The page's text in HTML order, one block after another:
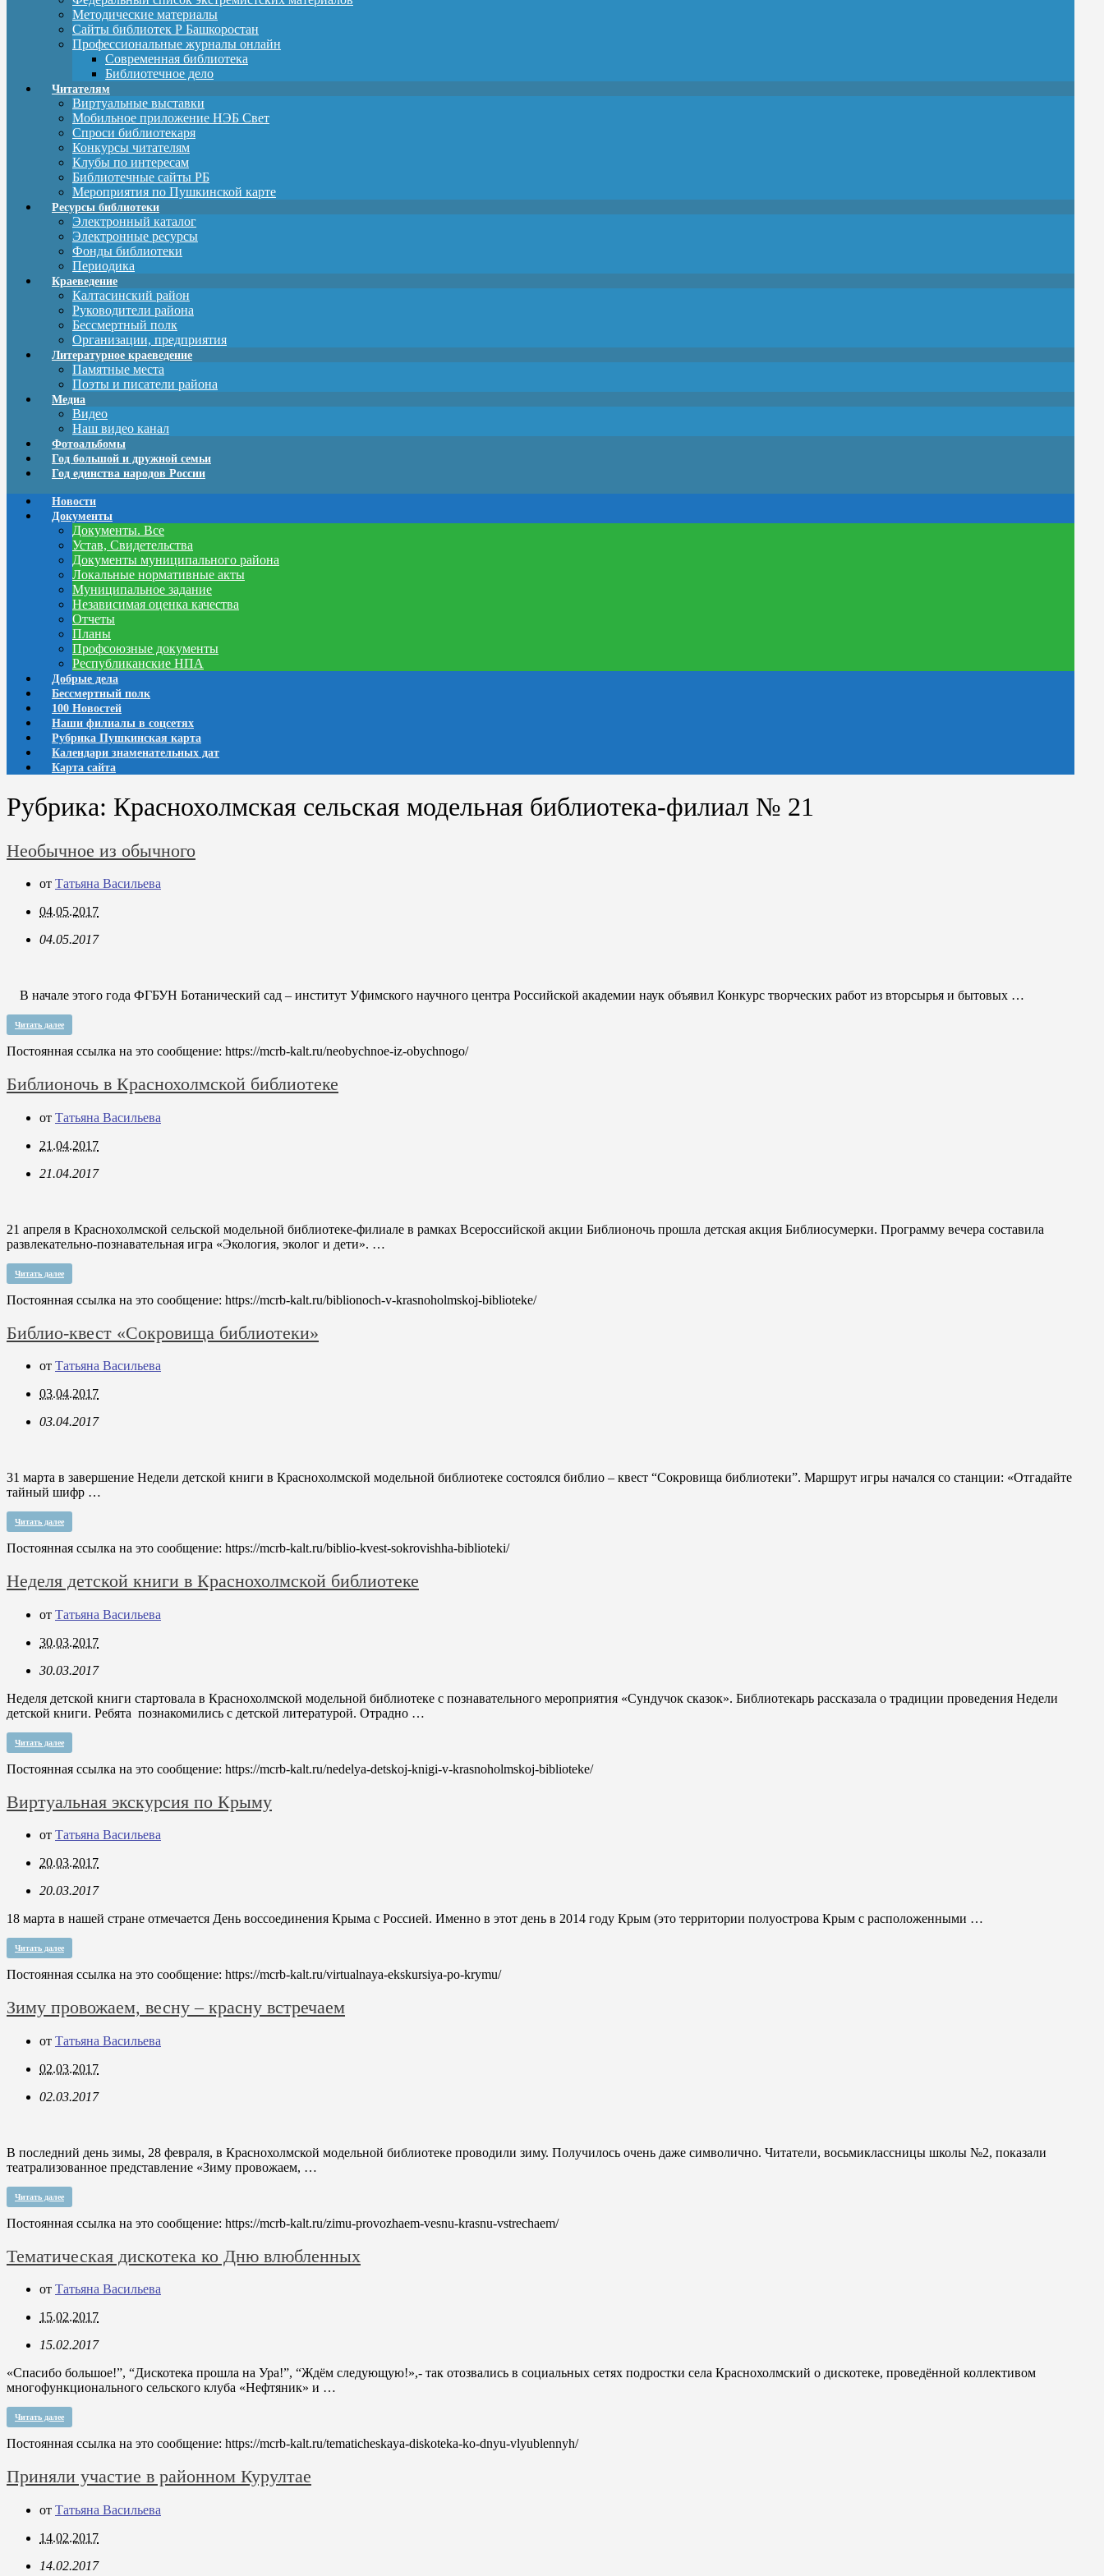
Методические материалы
Сайты библиотек Р Башкоростан
Профессиональные журналы онлайн
Современная библиотека
Библиотечное дело
Читателям
Виртуальные выставки
Мобильное приложение НЭБ Свет
Спроси библиотекаря
Конкурсы читателям
Клубы по интересам
Библиотечные сайты РБ
Мероприятия по Пушкинской карте
Ресурсы библиотеки
Электронный каталог
Электронные ресурсы
Фонды библиотеки
Периодика
Краеведение
Калтасинский район
Руководители района
Бессмертный полк
Организации, предприятия
Литературное краеведение
Памятные места
Поэты и писатели района
Медиа
Видео
Наш видео канал
Фотоальбомы
Год большой и дружной семьи
Год единства народов России
Новости
Документы
Документы. Все
Устав, Свидетельства
Документы муниципального района
Локальные нормативные акты
Муниципальное задание
Независимая оценка качества
Отчеты
Планы
Профсоюзные документы
Республиканские НПА
Добрые дела
Бессмертный полк
100 Новостей
Наши филиалы в соцсетях
Рубрика Пушкинская карта
Календари знаменательных дат
Карта сайта
Рубрика: Краснохолмская сельская модельная библиотека-филиал № 21
Необычное из обычного
от Татьяна Васильева
04.05.2017
04.05.2017
В начале этого года ФГБУН Ботанический сад – институт Уфимского научного центра Российской академии наук объявил Конкурс творческих работ из вторсырья и бытовых …
Читать далее
Постоянная ссылка на это сообщение: https://mcrb-kalt.ru/neobychnoe-iz-obychnogo/
Библионочь в Краснохолмской библиотеке
от Татьяна Васильева
21.04.2017
21.04.2017
21 апреля в Краснохолмской сельской модельной библиотеке-филиале в рамках Всероссийской акции Библионочь прошла детская акция Библиосумерки. Программу вечера составила
развлекательно-познавательная игра «Экология, эколог и дети». …
Читать далее
Постоянная ссылка на это сообщение: https://mcrb-kalt.ru/biblionoch-v-krasnoholmskoj-biblioteke/
Библио-квест «Сокровища библиотеки»
от Татьяна Васильева
03.04.2017
03.04.2017
31 марта в завершение Недели детской книги в Краснохолмской модельной библиотеке состоялся библио – квест “Сокровища библиотеки”. Маршрут игры начался со станции: «Отгадайте
тайный шифр …
Читать далее
Постоянная ссылка на это сообщение: https://mcrb-kalt.ru/biblio-kvest-sokrovishha-biblioteki/
Неделя детской книги в Краснохолмской библиотеке
от Татьяна Васильева
30.03.2017
30.03.2017
Неделя детской книги стартовала в Краснохолмской модельной библиотеке с познавательного мероприятия «Сундучок сказок». Библиотекарь рассказала о традиции проведения Недели
детской книги. Ребята познакомились с детской литературой. Отрадно …
Читать далее
Постоянная ссылка на это сообщение: https://mcrb-kalt.ru/nedelya-detskoj-knigi-v-krasnoholmskoj-biblioteke/
Виртуальная экскурсия по Крыму
от Татьяна Васильева
20.03.2017
20.03.2017
18 марта в нашей стране отмечается День воссоединения Крыма с Россией. Именно в этот день в 2014 году Крым (это территории полуострова Крым с расположенными …
Читать далее
Постоянная ссылка на это сообщение: https://mcrb-kalt.ru/virtualnaya-ekskursiya-po-krymu/
Зиму провожаем, весну – красну встречаем
от Татьяна Васильева
02.03.2017
02.03.2017
В последний день зимы, 28 февраля, в Краснохолмской модельной библиотеке проводили зиму. Получилось очень даже символично. Читатели, восьмиклассницы школы №2, показали
театрализованное представление «Зиму провожаем, …
Читать далее
Постоянная ссылка на это сообщение: https://mcrb-kalt.ru/zimu-provozhaem-vesnu-krasnu-vstrechaem/
Тематическая дискотека ко Дню влюбленных
от Татьяна Васильева
15.02.2017
15.02.2017
«Спасибо большое!”, “Дискотека прошла на Ура!”, “Ждём следующую!»,- так отозвались в социальных сетях подростки села Краснохолмский о дискотеке, проведённой коллективом
многофункционального сельского клуба «Нефтяник» и …
Читать далее
Постоянная ссылка на это сообщение: https://mcrb-kalt.ru/tematicheskaya-diskoteka-ko-dnyu-vlyublennyh/
Приняли участие в районном Курултае
от Татьяна Васильева
14.02.2017
14.02.2017